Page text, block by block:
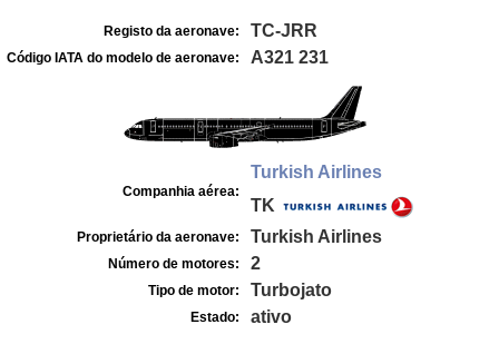
Registo da aeronave: TC-JRR
Código IATA do modelo de aeronave: A321 231
Companhia aérea:
Turkish Airlines
TK
Proprietário da aeronave: Turkish Airlines
Número de motores: 2
Tipo de motor: Turbojato
Estado: ativo